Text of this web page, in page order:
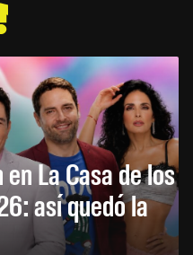
La Casa de los
así quedó la